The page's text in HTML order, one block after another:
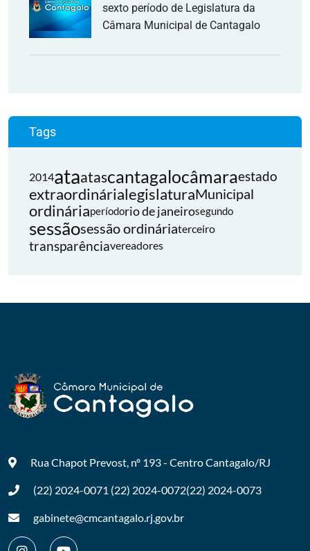
sexto período de Legislatura da
Câmara Municipal de Cantagalo
Tags
2014ataatascantagalocâmaraestado
extraordinárialegislaturaMunicipal
ordináriaperíodorio de janeirosegundo
sessãosessão ordináriaterceiro
transparênciavereadores
Rua Chapot Prevost, nº 193 - CentroCantagalo/RJ
(22) 2024-0071 (22) 2024-0072(22) 2024-0073
gabinete@cmcantagalo.rj.gov.br